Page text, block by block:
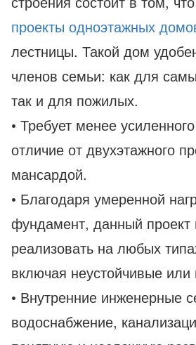
проекты одноэтажных
лестницы. Такой дом
членов семьи: как для
так и для пожилых.
• Требует менее
отличие от двухэтажного
мансардой.
• Благодаря умеренной
фундамент, данный
реализовать на любых
включая неустойчивые
• Внутренние инженерные
водоснабжение,